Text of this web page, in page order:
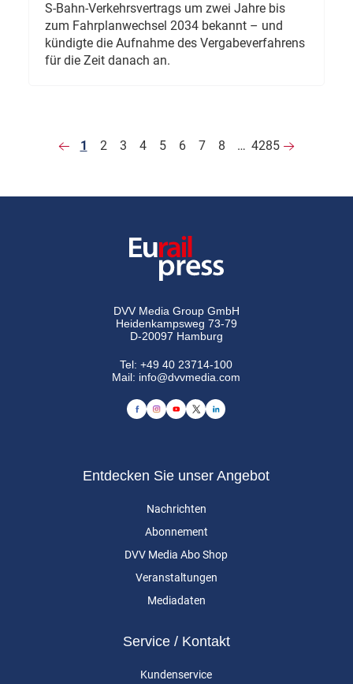
S-Bahn-Verkehrsvertrags um zwei Jahre bis
zum Fahrplanwechsel 2034 bekannt – und
kündigte die Aufnahme des Vergabeverfahrens
für die Zeit danach an.
1 2 3 4 5 6 7 8 … 4285
DVV Media Group GmbH
Heidenkampsweg 73-79
D-20097 Hamburg
Tel:+49 40 23714-100
Mail: info@dvvmedia.com
Entdecken Sie unser Angebot
Nachrichten
Abonnement
DVV Media Abo Shop
Veranstaltungen
Mediadaten
Service / Kontakt
Kundenservice